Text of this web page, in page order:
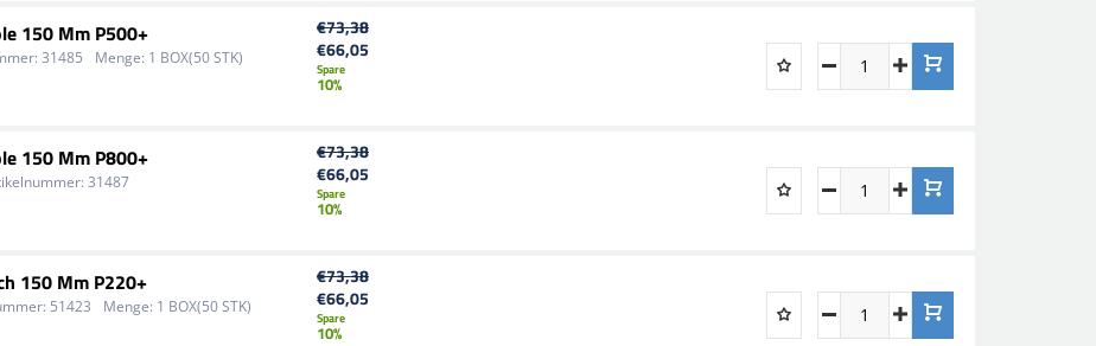
150 Mm P500+
31485 Menge: 1 BOX(50 STK)
€73,38
€66,05
Spare
10%
150 Mm P800+
31487
€73,38
€66,05
Spare
10%
150 Mm P220+
51423 Menge: 1 BOX(50 STK)
€73,38
€66,05
Spare
10%